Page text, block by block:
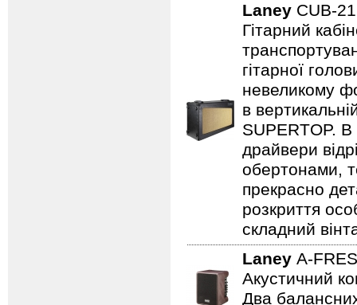
Laney CUB-
Гітарний
гітарної
невеликому
в
SUPERTOP. В
драйвери
обертонами,
прекрасно
розкриття
складний
Laney A-
Акустичний
Два